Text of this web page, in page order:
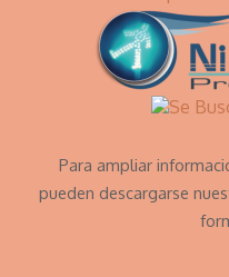
Para ampliar
pueden descargarse